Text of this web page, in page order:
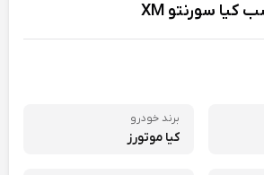
برند خودرو
کیا موتورز